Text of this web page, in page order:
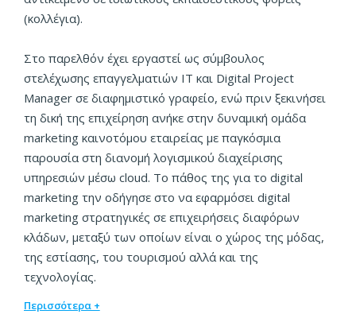
(κολλέγια).
Στο παρελθόν έχει εργαστεί ως σύμβουλος
στελέχωσης επαγγελματιών ΙΤ και Digital Project
Manager σε διαφημιστικό γραφείο, ενώ πριν ξεκινήσει
τη δική της επιχείρηση ανήκε στην δυναμική ομάδα
marketing καινοτόμου εταιρείας με παγκόσμια
παρουσία στη διανομή λογισμικού διαχείρισης
υπηρεσιών μέσω cloud. Το πάθος της για το digital
marketing την οδήγησε στο να εφαρμόσει digital
marketing στρατηγικές σε επιχειρήσεις διαφόρων
κλάδων, μεταξύ των οποίων είναι ο χώρος της μόδας,
της εστίασης, του τουρισμού αλλά και της
τεχνολογίας.
Περισσότερα +